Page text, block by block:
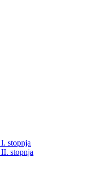
stopnja
stopnja